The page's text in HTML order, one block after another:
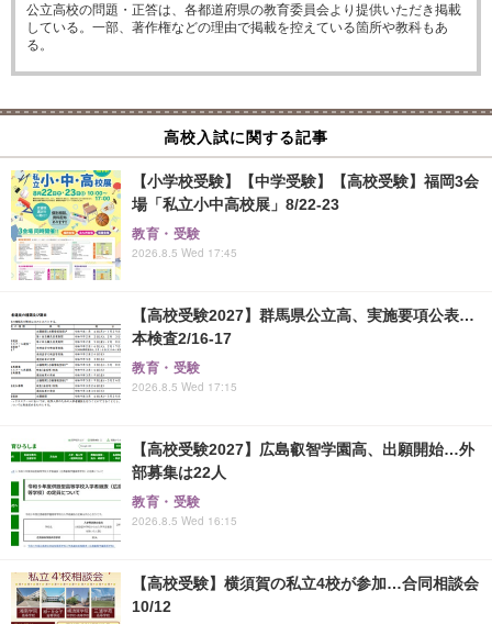
公立高校の問題・正答は、各都道府県の教育委員会より提供いただき掲載
している。一部、著作権などの理由で掲載を控えている箇所や教科もあ
る。
高校入試に関する記事
【小学校受験】【中学受験】【高校受験】福岡3会
場「私立小中高校展」8/22-23
教育・受験
2026.8.5 Wed 17:45
【高校受験2027】群馬県公立高、実施要項公表…
本検査2/16-17
教育・受験
2026.8.5 Wed 17:15
【高校受験2027】広島叡智学園高、出願開始…外
部募集は22人
教育・受験
2026.8.5 Wed 16:15
【高校受験】横須賀の私立4校が参加…合同相談会
10/12